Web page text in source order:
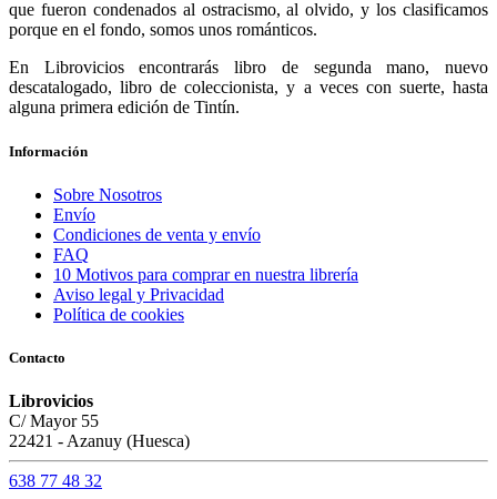
que fueron condenados al ostracismo, al olvido, y los clasificamos
porque en el fondo, somos unos románticos.
En Librovicios encontrarás libro de segunda mano, nuevo
descatalogado, libro de coleccionista, y a veces con suerte, hasta
alguna primera edición de Tintín.
Información
Sobre Nosotros
Envío
Condiciones de venta y envío
FAQ
10 Motivos para comprar en nuestra librería
Aviso legal y Privacidad
Política de cookies
Contacto
Librovicios
C/ Mayor 55
22421 - Azanuy (Huesca)
638 77 48 32